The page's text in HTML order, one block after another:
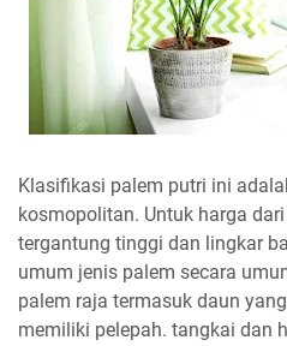
Klasifikasi palem putri ini
kosmopolitan. Untuk harga
tergantung tinggi dan lingkar
umum jenis palem secara
palem raja termasuk daun
memiliki pelepah. tangkai dan